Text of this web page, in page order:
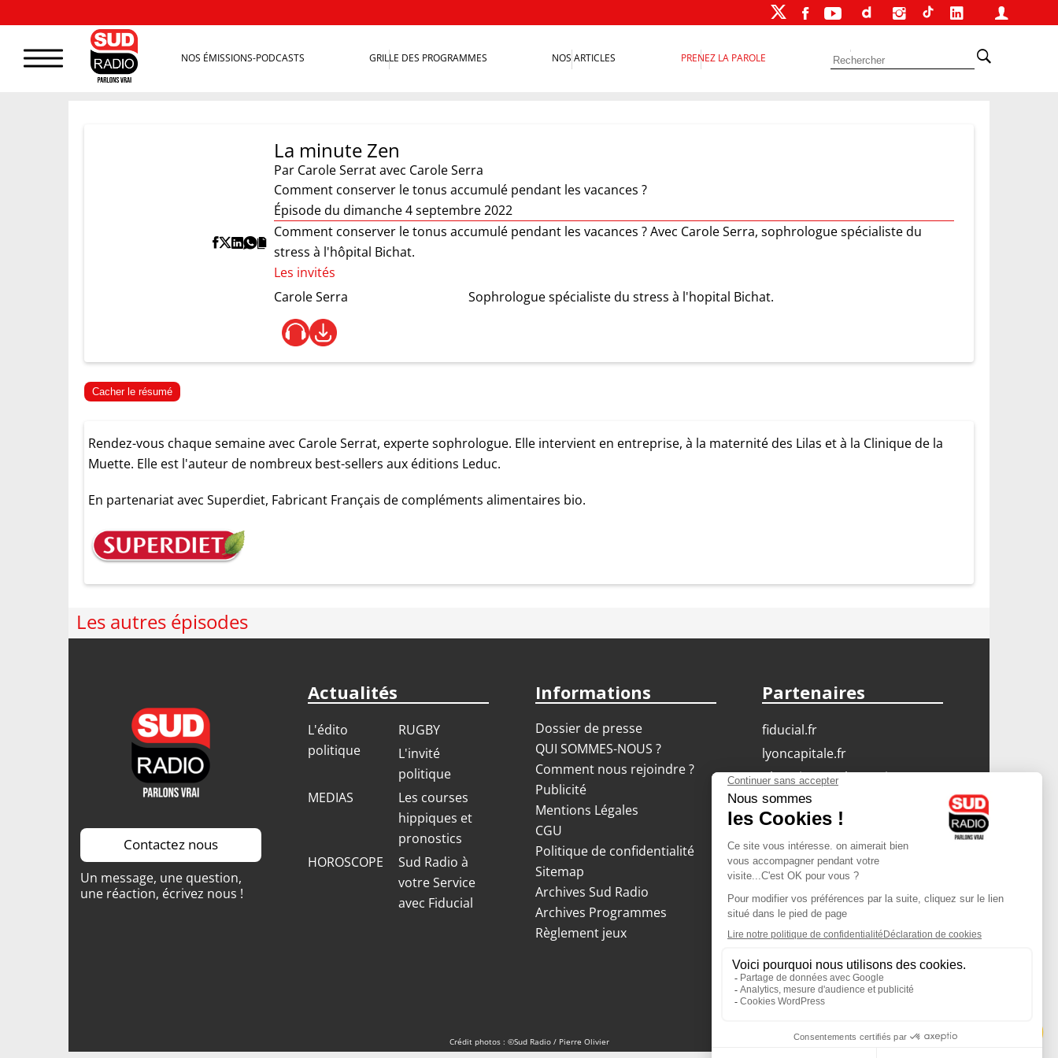
NOS ÉMISSIONS-PODCASTS GRILLE DES PROGRAMMES NOS ARTICLES PRENEZ LA PAROLE
La minute Zen
Par Carole Serratavec Carole Serra
Comment conserver le tonus accumulé pendant les vacances ?
Épisode du dimanche 4 septembre 2022
Comment conserver le tonus accumulé pendant les vacances ? Avec Carole Serra, sophrologue spécialiste du
stress à l'hôpital Bichat.
Les invités
Carole Serra
Sophrologue spécialiste du stress à l'hopital Bichat.
Cacher le résumé
Rendez-vous chaque semaine avec Carole Serrat, experte sophrologue. Elle intervient en entreprise, à la maternité des Lilas et à la Clinique de la
Muette. Elle est l'auteur de nombreux best-sellers aux éditions Leduc.
En partenariat avec Superdiet, Fabricant Français de compléments alimentaires bio.
Les autres épisodes
Contactez nous
Un message, une question,
une réaction, écrivez nous !
Actualités
L'édito
politique
RUGBY
L'invité
politique
MEDIAS
Les courses
hippiques et
pronostics
HOROSCOPE
Sud Radio à
votre Service
avec Fiducial
Informations
Dossier de presse
QUI SOMMES-NOUS ?
Comment nous rejoindre ?
Publicité
Mentions Légales
CGU
Politique de confidentialité
Sitemap
Archives Sud Radio
Archives Programmes
Règlement jeux
Partenaires
fiducial.fr
lyoncapitale.fr
olympique-et-lyonnais.com
L'application Iphone
/ Android
Téléchargez l'application
Les cookies
Gestion des cookies
Crédit photos : ©Sud Radio / Pierre Olivier